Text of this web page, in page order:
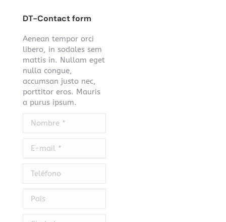
DT-Contact form
Aenean tempor orci
libero, in sodales sem
mattis in. Nullam eget
nulla congue,
accumsan justo nec,
porttitor eros. Mauris
a purus ipsum.
Nombre *
E-mail *
Teléfono
País
Ciudad